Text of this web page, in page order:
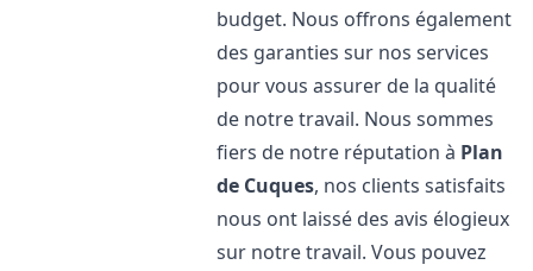
budget. Nous offrons également
des garanties sur nos services
pour vous assurer de la qualité
de notre travail. Nous sommes
fiers de notre réputation à Plan
de Cuques, nos clients satisfaits
nous ont laissé des avis élogieux
sur notre travail. Vous pouvez